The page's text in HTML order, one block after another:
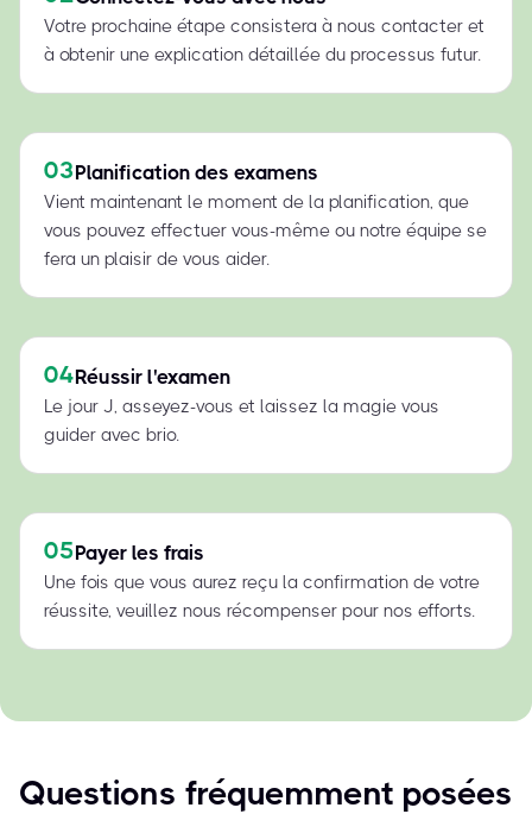
Votre prochaine étape consistera à nous contacter et
à obtenir une explication détaillée du processus futur.
03Planification des examens
Vient maintenant le moment de la planification, que
vous pouvez effectuer vous-même ou notre équipe se
fera un plaisir de vous aider.
04Réussir l'examen
Le jour J, asseyez-vous et laissez la magie vous
guider avec brio.
05Payer les frais
Une fois que vous aurez reçu la confirmation de votre
réussite, veuillez nous récompenser pour nos efforts.
Questions fréquemment posées